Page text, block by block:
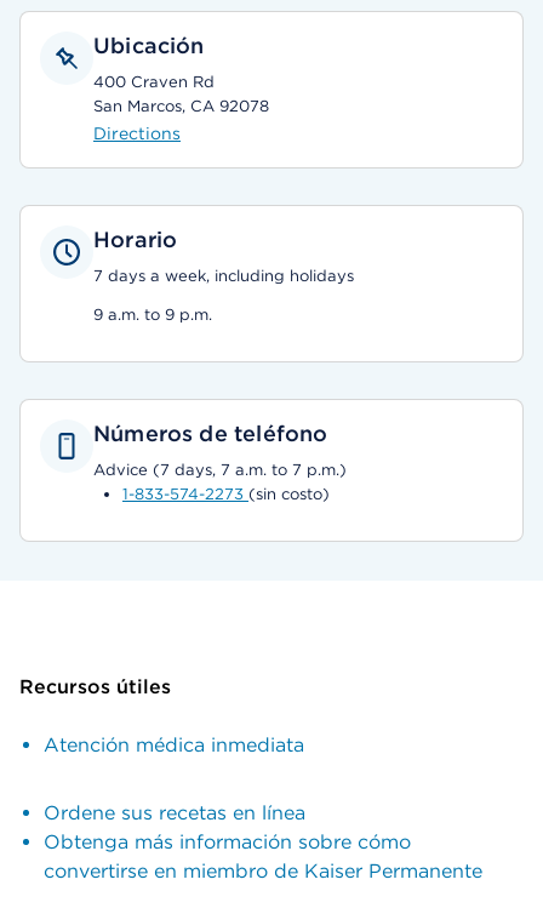
Ubicación
400 Craven Rd
San Marcos, CA 92078
Directions
Horario
7 days a week, including holidays
9 a.m. to 9 p.m.
Números de teléfono
Advice (7 days, 7 a.m. to 7 p.m.)
1-833-574-2273 (sin costo)
Recursos útiles
Atención médica inmediata
Ordene sus recetas en línea
Obtenga más información sobre cómo
convertirse en miembro de Kaiser Permanente